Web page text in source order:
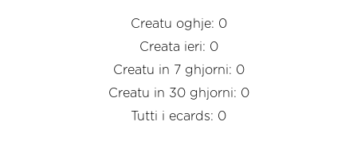
Creatu oghje: 0
Creata ieri: 0
Creatu in 7 ghjorni: 0
Creatu in 30 ghjorni: 0
Tutti i ecards: 0